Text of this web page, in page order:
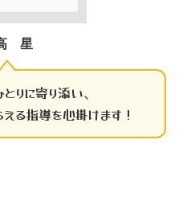
星
りに寄り添い、
る指導を心掛けます！